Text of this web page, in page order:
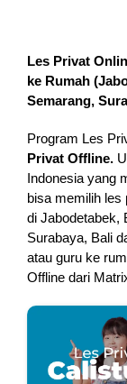
Les Privat
ke Rumah (
Semarang,
Program Les
Privat Offline.
Indonesia yang
bisa memilih les
di Jabodetabek,
Surabaya, Bali
atau guru ke
Offline dari